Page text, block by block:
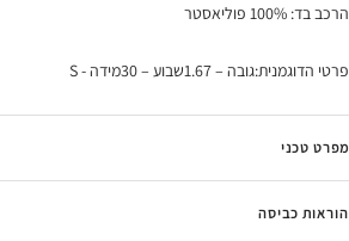
הרכב בד: 100% פוליאסטר
פרטי הדוגמנית:גובה – 1.67שבוע – 30מידה - S
מפרט טכני
הוראות כביסה